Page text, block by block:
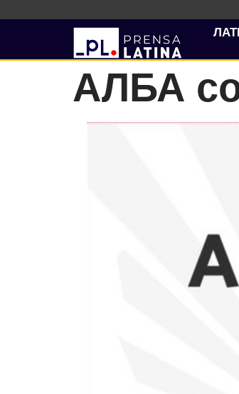
АЛБА